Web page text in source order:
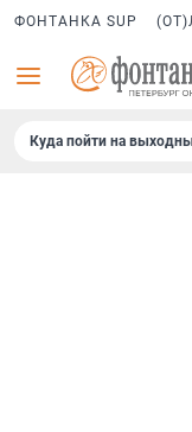
ФОНТАНКА SUP
Куда пойти на